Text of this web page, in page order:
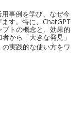
事例を学び、なぜ今
す。特に、ChatGPT
トの概念と、効果的
から「大きな発見」
の実践的な使い方をワ